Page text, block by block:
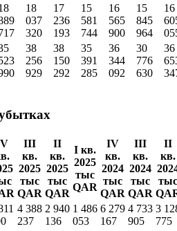
18
037
320
17
236
193
15
581
744
16
565
900
15
845
964
16
38
256
929
38
150
292
35
391
285
36
344
092
30
776
630
36
III
кв.
2025
тыс
QAR
II
кв.
2025
тыс
QAR
I кв.
2025
тыс
QAR
IV
кв.
2024
тыс
QAR
III
кв.
2024
тыс
QAR
II
кв.
тыс
4 388
237
2 940
136
1 486
053
6 279
167
4 733
905
3
775